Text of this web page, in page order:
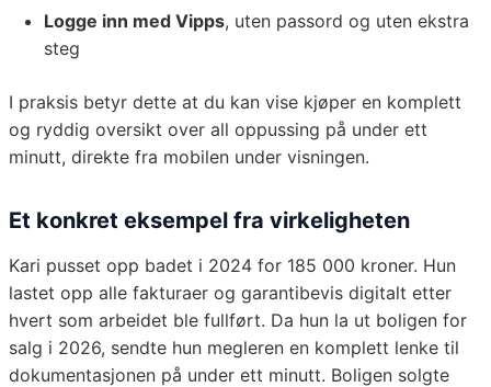
Logge inn med Vipps, uten passord og uten ekstra
steg
I praksis betyr dette at du kan vise kjøper en komplett
og ryddig oversikt over all oppussing på under ett
minutt, direkte fra mobilen under visningen.
Et konkret eksempel fra virkeligheten
Kari pusset opp badet i 2024 for 185 000 kroner. Hun
lastet opp alle fakturaer og garantibevis digitalt etter
hvert som arbeidet ble fullført. Da hun la ut boligen for
salg i 2026, sendte hun megleren en komplett lenke til
dokumentasjonen på under ett minutt. Boligen solgte